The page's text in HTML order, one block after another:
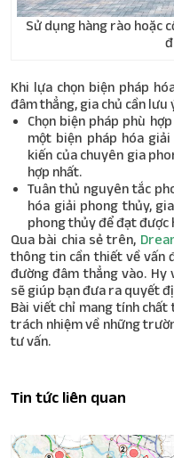
Sử dụng hàng rào hoặc
Khi lựa chọn biện pháp
đâm thẳng, gia chủ cần lưu
Chọn biện pháp phù
một biện pháp hóa
kiến của chuyên gia
hợp nhất.
Tuân thủ nguyên tắc
hóa giải phong thủy,
phong thủy để đạt được
Qua bài chia sẻ trên,
thông tin cần thiết về vấn
đường đâm thẳng vào.
sẽ giúp bạn đưa ra quyết
Bài viết chỉ mang tính chất
trách nhiệm về những
tư vấn.
Tin tức liên quan